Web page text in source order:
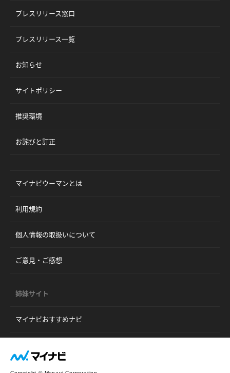
プレスリリース窓口
プレスリリース一覧
お知らせ
サイトポリシー
推奨環境
お詫びと訂正
マイナビウーマンとは
利用規約
個人情報の取扱いについて
ご意見・ご感想
姉妹サイト
マイナビおすすめナビ